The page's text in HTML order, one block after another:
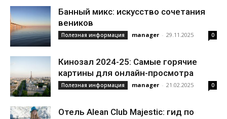
Банный микс: искусство сочетания
веников
Полезная информация manager - 29.11.2025 0
Кинозал 2024-25: Самые горячие
картины для онлайн-просмотра
Полезная информация manager - 21.02.2025 0
Отель Alean Club Majestic: гид по